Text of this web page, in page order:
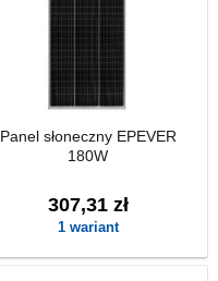
Panel słoneczny EPEVER
180W
307,31 zł
1 wariant